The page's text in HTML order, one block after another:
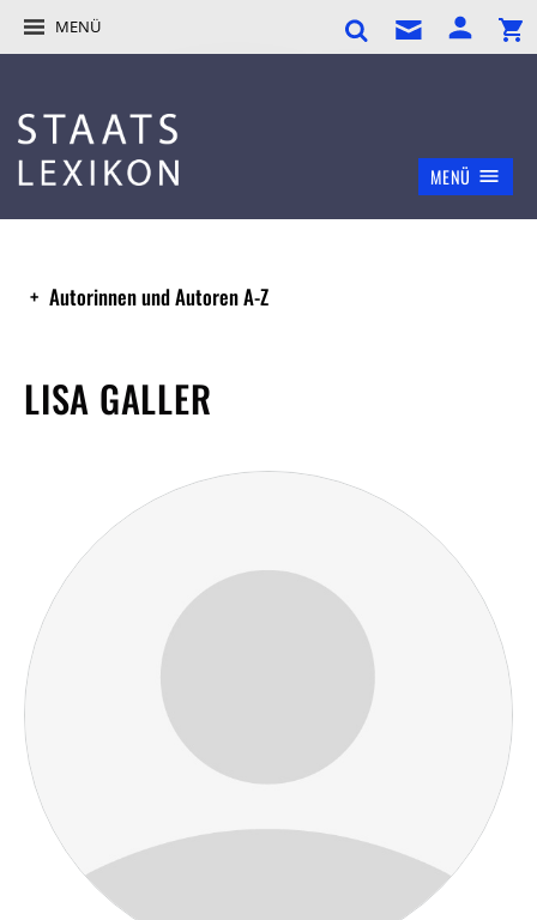
MENÜ
MENÜ
Autorinnen und Autoren A-Z
LISA GALLER